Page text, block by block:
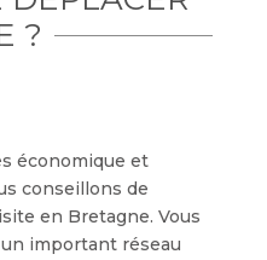
?
économique et
conseillons de
en Bretagne. Vous
important réseau